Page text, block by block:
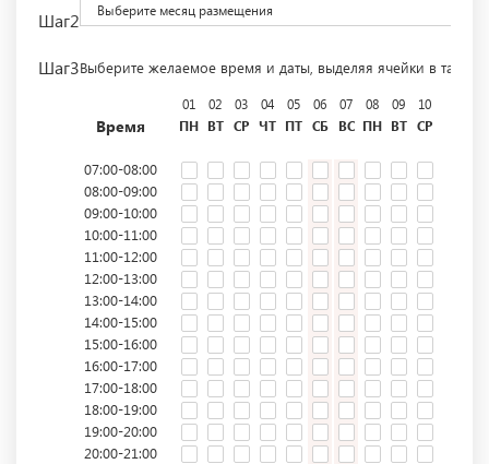
Шаг2 Выберите месяц размещения
Шаг3Выберите желаемое время и даты, выделяя ячейки в
Время
01
ПН
02
ВТ
03
СР
04
ЧТ
05
ПТ
06
СБ
07
ВС
08
ПН
09
ВТ
10
СР
07:00-08:00
08:00-09:00
09:00-10:00
10:00-11:00
11:00-12:00
12:00-13:00
13:00-14:00
14:00-15:00
15:00-16:00
16:00-17:00
17:00-18:00
18:00-19:00
19:00-20:00
20:00-21:00